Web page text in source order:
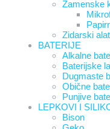
Zamenske
Zidarski alat
BATERIJE
Alkalne
Baterijske
Dugmaste
Obične
Punjive
LEPKOVI I
Bison